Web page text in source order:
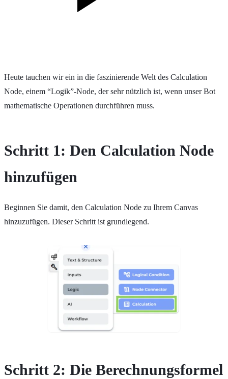
Heute tauchen wir ein in die faszinierende Welt des Calculation
Node, einem “Logik”-Node, der sehr nützlich ist, wenn unser Bot
mathematische Operationen durchführen muss.
Schritt 1: Den Calculation Node
hinzufügen
Beginnen Sie damit, den Calculation Node zu Ihrem Canvas
hinzuzufügen. Dieser Schritt ist grundlegend.
Schritt 2: Die Berechnungsformel